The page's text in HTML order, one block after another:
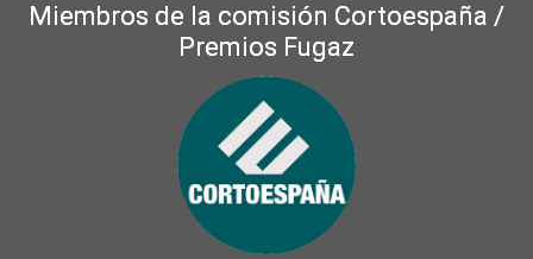
Miembros de la comisión Cortoespaña /
Premios Fugaz